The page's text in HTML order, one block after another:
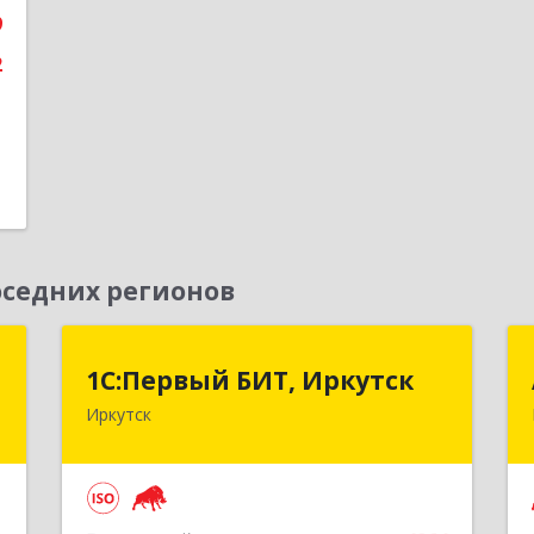
регионов
1С:Первый БИТ, Иркутск
Иркутск
1С:Первый БИТ, Иркутск
664007, Иркутская обл, Иркутск г,